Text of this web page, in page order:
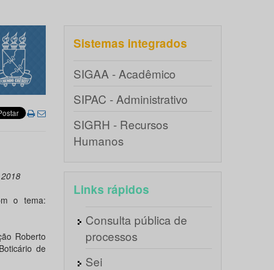
o tema:
Roberto
de
Sistemas integrados
SIGAA - Acadêmico
SIPAC - Administrativo
SIGRH - Recursos
Humanos
Links rápidos
Consulta pública de
processos
Sei